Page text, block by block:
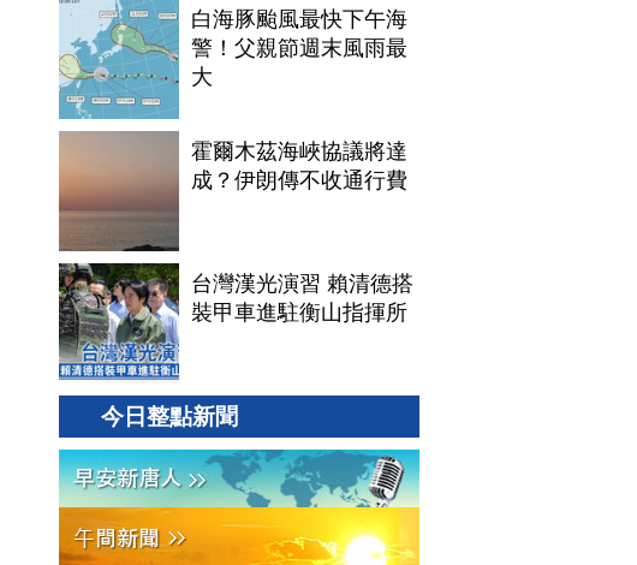
白海豚颱風最快下午海
警！父親節週末風雨最
大
霍爾木茲海峽協議將達
成？伊朗傳不收通行費
台灣漢光演習 賴清德搭
裝甲車進駐衡山指揮所
今日整點新聞